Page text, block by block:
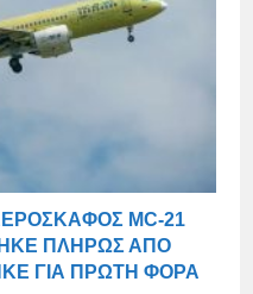
MC-21
ΠΛΉΡΩΣ ΑΠΌ
ΓΙΑ ΠΡΏΤΗ ΦΟΡΆ